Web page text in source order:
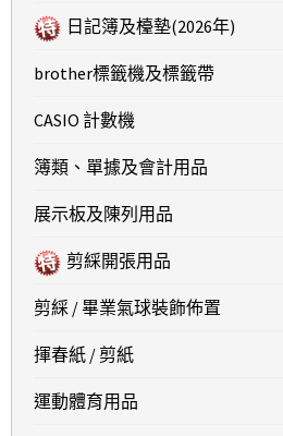
日記簿及檯墊(2026年)
brother標籤機及標籤帶
CASIO 計數機
簿類、單據及會計用品
展示板及陳列用品
剪綵開張用品
剪綵 / 畢業氣球裝飾佈置
揮春紙 / 剪紙
運動體育用品